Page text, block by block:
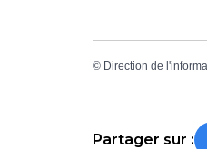
© Direction de
Partager sur :